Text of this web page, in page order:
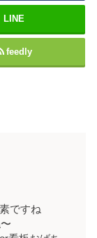
LINE
feedly
ですね